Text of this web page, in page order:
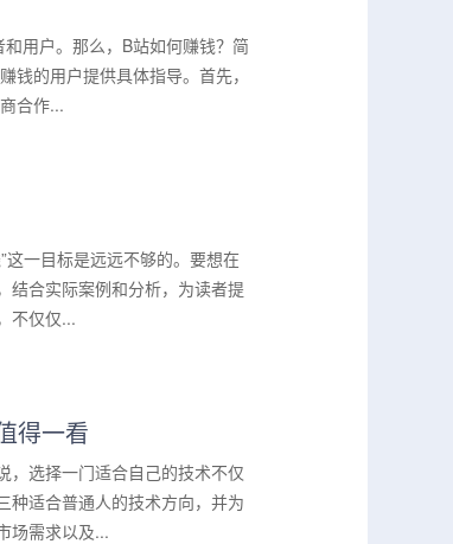
用户。那么，B站如何赚钱？简
的用户提供具体指导。首先，
合作...
一目标是远远不够的。要想在
结合实际案例和分析，为读者提
不仅仅...
得一看
，选择一门适合自己的技术不仅
种适合普通人的技术方向，并为
场需求以及...